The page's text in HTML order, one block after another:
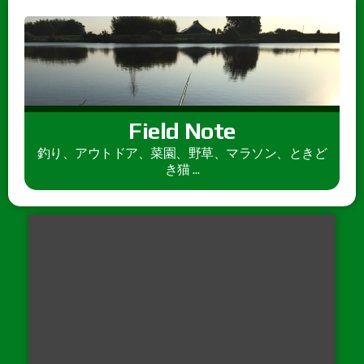
Field Note
釣り、アウトドア、菜園、野草、マラソン、ときど
き猫 ...